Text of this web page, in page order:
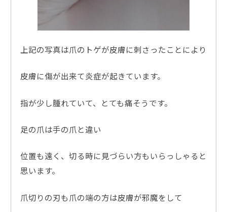
上記の写真は爪のトゲが皮膚に刺さったことにより
皮膚に傷が出来て炎症が起きています。
指が少し腫れていて、とても痛そうです。
足の爪は手の爪と違い
位置も遠く、切る時に見づらい方もいらっしゃると
思います。
爪切りの刃も爪の端の方は皮膚が邪魔をして